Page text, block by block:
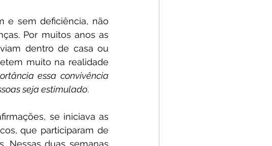
e sem deficiência, não
Por muitos anos as
dentro de casa ou
muito na realidade
essa convivência
seja estimulado.
se iniciava as
que participaram de
Nessas duas semanas